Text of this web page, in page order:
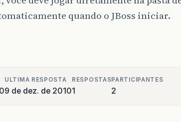
quando o JBoss iniciar.
ULTIMA RESPOSTA
9 de dez. de 2010
RESPOSTAS
1
PARTICIPANTES
2